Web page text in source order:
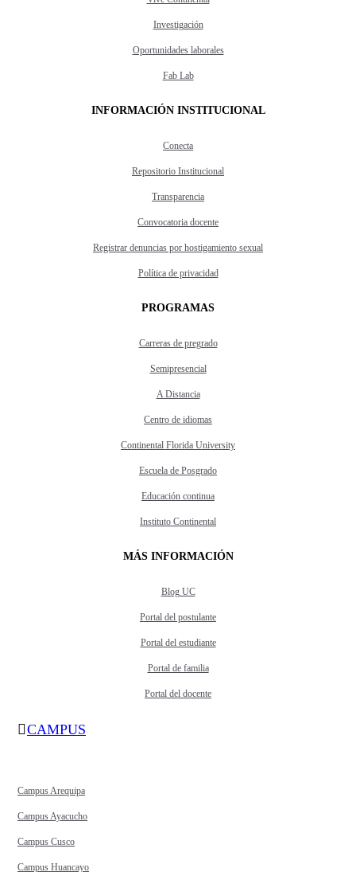
Investigación
Oportunidades laborales
Fab Lab
INFORMACIÓN INSTITUCIONAL
Conecta
Repositorio Institucional
Transparencia
Convocatoria docente
Registrar denuncias por hostigamiento sexual
Política de privacidad
PROGRAMAS
Carreras de pregrado
Semipresencial
A Distancia
Centro de idiomas
Continental Florida University
Escuela de Posgrado
Educación continua
Instituto Continental
MÁS INFORMACIÓN
Blog UC
Portal del postulante
Portal del estudiante
Portal de familia
Portal del docente
CAMPUS
Campus Arequipa
Campus Ayacucho
Campus Cusco
Campus Huancayo